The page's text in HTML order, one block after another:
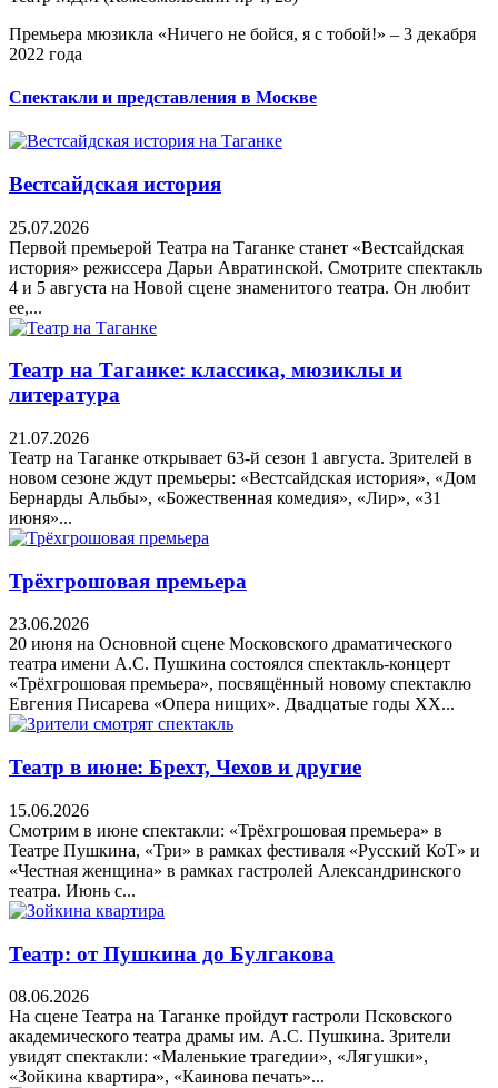
Премьера мюзикла «Ничего не бойся, я с тобой!» – 3 декабря
2022 года
Спектакли и представления в Москве
Вестсайдская история
25.07.2026
Первой премьерой Театра на Таганке станет «Вестсайдская
история» режиссера Дарьи Авратинской. Смотрите спектакль
4 и 5 августа на Новой сцене знаменитого театра. Он любит
ее,...
Театр на Таганке: классика, мюзиклы и
литература
21.07.2026
Театр на Таганке открывает 63-й сезон 1 августа. Зрителей в
новом сезоне ждут премьеры: «Вестсайдская история», «Дом
Бернарды Альбы», «Божественная комедия», «Лир», «31
июня»...
Трёхгрошовая премьера
23.06.2026
20 июня на Основной сцене Московского драматического
театра имени А.С. Пушкина состоялся спектакль-концерт
«Трёхгрошовая премьера», посвящённый новому спектаклю
Евгения Писарева «Опера нищих». Двадцатые годы XX...
Театр в июне: Брехт, Чехов и другие
15.06.2026
Смотрим в июне спектакли: «Трёхгрошовая премьера» в
Театре Пушкина, «Три» в рамках фестиваля «Русский КоТ» и
«Честная женщина» в рамках гастролей Александринского
театра. Июнь с...
Театр: от Пушкина до Булгакова
08.06.2026
На сцене Театра на Таганке пройдут гастроли Псковского
академического театра драмы им. А.С. Пушкина. Зрители
увидят спектакли: «Маленькие трагедии», «Лягушки»,
«Зойкина квартира», «Каинова печать»...